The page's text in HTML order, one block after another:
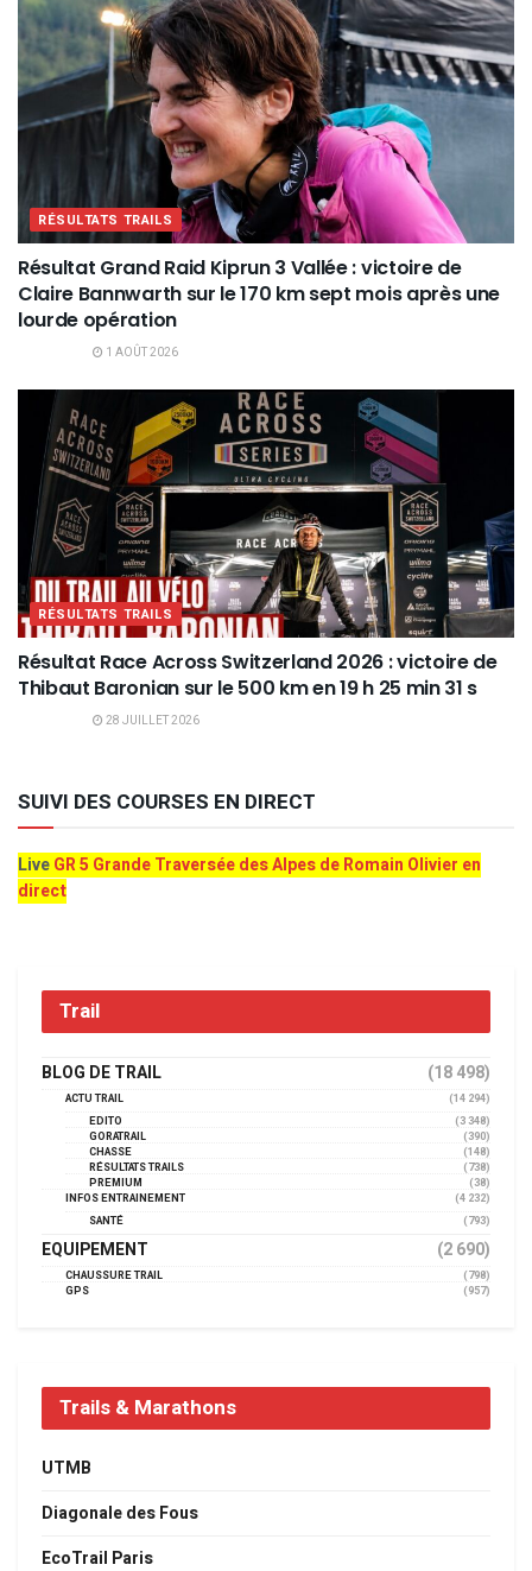
RÉSULTATS TRAILS
Résultat Grand Raid Kiprun 3 Vallée : victoire de
Claire Bannwarth sur le 170 km sept mois après une
lourde opération
1 AOÛT 2026
RÉSULTATS TRAILS
Résultat Race Across Switzerland 2026 : victoire de
Thibaut Baronian sur le 500 km en 19 h 25 min 31 s
28 JUILLET 2026
SUIVI DES COURSES EN DIRECT
LiveGR 5 Grande Traversée des Alpes de Romain Olivier en
direct
Trail
BLOG DE TRAIL (18 498)
ACTU TRAIL
(14 294)
EDITO
(3 348)
GORATRAIL
(390)
CHASSE
(148)
RÉSULTATS TRAILS
(738)
PREMIUM
(38)
INFOS ENTRAINEMENT
(4 232)
SANTÉ
(793)
EQUIPEMENT (2 690)
CHAUSSURE TRAIL
(798)
GPS
(957)
Trails & Marathons
UTMB
Diagonale des Fous
EcoTrail Paris